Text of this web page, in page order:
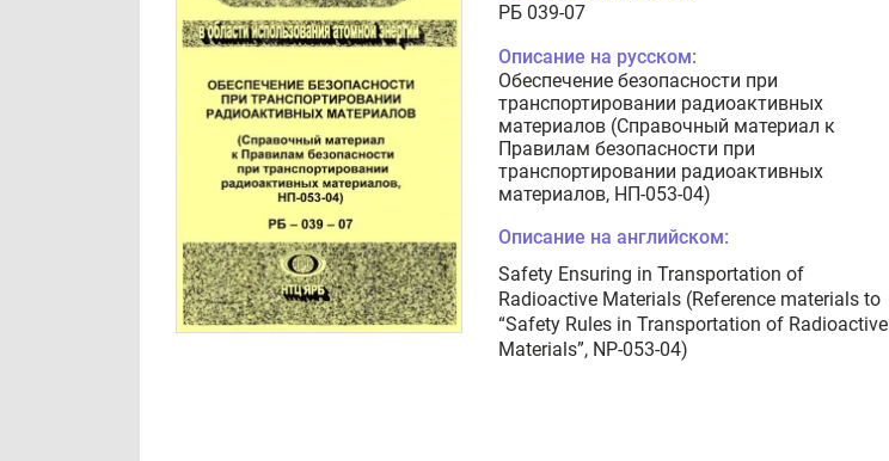
РБ 039-07
Описание на русском:
Обеспечение безопасности при
транспортировании радиоактивных
материалов (Справочный материал к
Правилам безопасности при
транспортировании радиоактивных
материалов, НП-053-04)
Описание на английском:
Safety Ensuring in Transportation of
Radioactive Materials (Reference materials to
“Safety Rules in Transportation of Radioactive
Materials”, NP-053-04)